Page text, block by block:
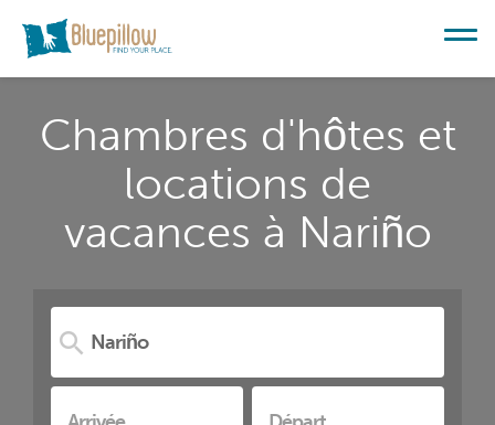
Chambres d'hôtes et
locations de
vacances à Nariño